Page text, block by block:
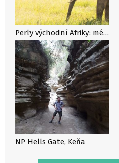
Perly východní Afriky: méně známá a levnější místa
NP Hells Gate, Keňa